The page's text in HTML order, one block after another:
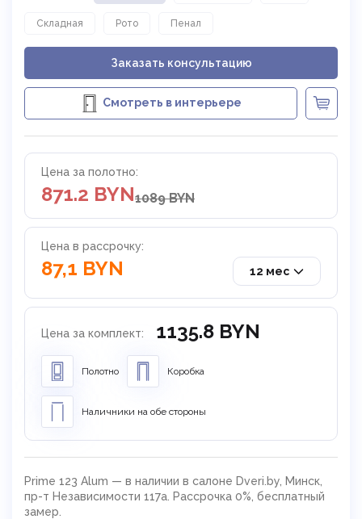
Складная Рото Пенал
Заказать консультацию
Смотреть в интерьере
Цена за полотно:
871.2 BYN1089 BYN
Цена в рассрочку:
87,1 BYN 12 мес
Цена за комплект: 1135.8 BYN
Полотно Коробка
Наличники на обе стороны
Prime 123 Alum — в наличии в салоне Dveri.by, Минск,
пр-т Независимости 117а. Рассрочка 0%, бесплатный
замер.